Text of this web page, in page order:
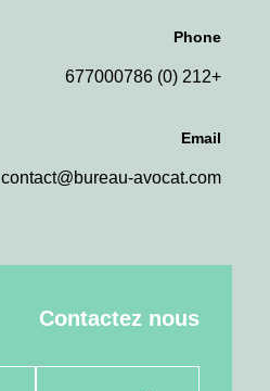
Phone
+212 (0) 677000786
Email
contact@bureau-avocat.com
Contactez nous